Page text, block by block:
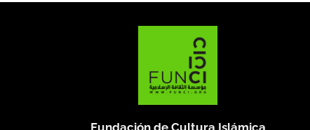
Fundación de Cultura Islámica